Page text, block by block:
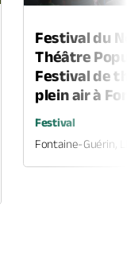
Festival du
Théâtre
Festival de
plein air à
Festival
Fontaine-Guérin,